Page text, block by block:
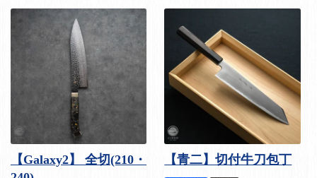
【Galaxy2】 全切(210・
【青二】切付牛刀包丁